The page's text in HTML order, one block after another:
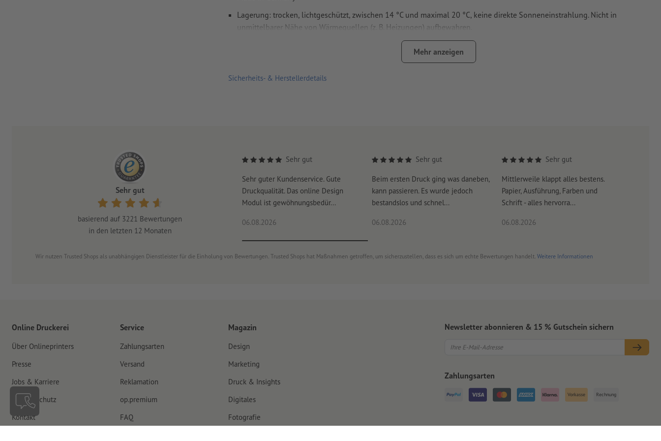
Wie lege ich Druckdaten richtig an?
Lagerung: trocken, lichtgeschützt, zwischen 14 °C und maximal 20 °C, keine direkte Sonneneinstrahlung. Nicht in
unmittelbarer Nähe von Wärmequellen (z. B. Heizungen) aufbewahren.
Haltbarkeit: ca. 6 Monate bei lebensmittelgerechter Lagerung
Zutaten Vollmilchschokolade mit 35 % Kakaoanteil: Zucker, VOLLMILCHPULVER, Kakaobutter, Kakaomasse, Emulgator
(Sonnenblumenlecithine), Vanilleextrakt. Kann enthalten: HASELNUSS, SOJA und SESAM. Kakao: 35% mindestens.
Mehr anzeigen
Sicherheits- & Herstellerdetails
Sehr gut
basierend auf 3221 Bewertungen
in den letzten 12 Monaten
Sehr gut
Sehr guter Kundenservice. Gute
Druckqualität. Das online Design
Modul ist gewöhnungsbedür...
06.08.2026
Sehr gut
Beim ersten Druck ging was daneben,
kann passieren. Es wurde jedoch
bestandslos und schnel...
06.08.2026
Sehr gut
Mittlerweile klappt alles bestens.
Papier, Ausführung, Farben und
Schrift - alles hervorra...
06.08.2026
Wir nutzen Trusted Shops als unabhängigen Dienstleister für die Einholung von Bewertungen. Trusted Shops hat Maßnahmen getroffen, um sicherzustellen, dass es sich um echte Bewertungen handelt. Weitere Informationen
Online Druckerei
Über Onlineprinters
Presse
Jobs & Karriere
Umweltschutz
Kontakt
Service
Zahlungsarten
Versand
Reklamation
op.premium
FAQ
Magazin
Design
Marketing
Druck & Insights
Digitales
Fotografie
Newsletter abonnieren & 15 % Gutschein sichern
Zahlungsarten
Vorkasse Rechnung